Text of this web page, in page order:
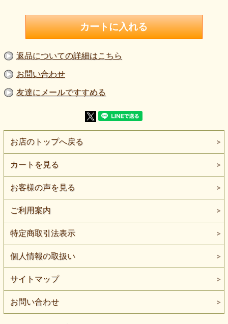
・くすんだ水色は、冬の装いを明るく穏やかに見せる色で
ださい。
【品 番】m2113
【商品名】ウールモッサー服地 くすんだ水色《ニット生地
【価 格】900円＋消費税
【販売単位】50cm単位になります。
【ボタンの大きさ】比較用ボタン直径は約2cmです。
本品はニットではなく、伸縮性のない厚手のウールモッサー
服地です。
表面には細かな起毛があり、平らな織物とは異なる、やわら
かく落ち着いた表情があります。
毛を80％含み、コート、ジャケット、ベストなど、秋冬のア
ウターへ取り入れやすい素材構成です。
厚みを生かして、スカートや防寒小物などにもご検討いただ
けます。
色は、グレイを含んだように見えるくすんだ水色です。
の装いへ、やわらかな明るさを加えられます。
表面の起毛は細かく、毛足の長いボアやシャギーとは異な
る、なめらかな見え方です。
光の当たり方によって陰影が変わり、シンプルな型紙でも素
材の表情を生かせます。
生地は厚手で、伸びません。
返品についての詳細はこちら
お問い合わせ
友達にメールですすめる
お店のトップへ戻る
カートを見る
お客様の声を見る
ご利用案内
特定商取引法表示
個人情報の取扱い
サイトマップ
お問い合わせ